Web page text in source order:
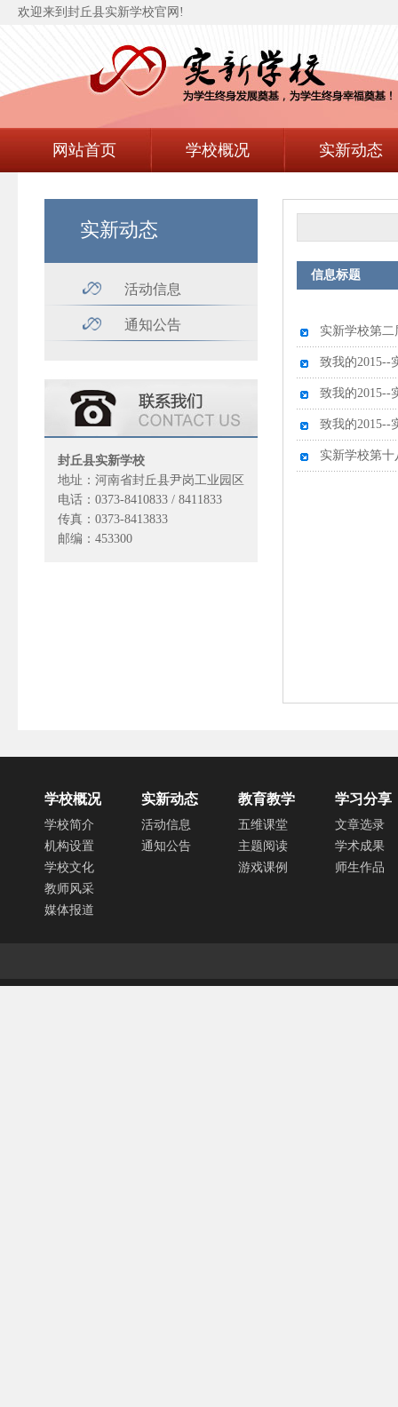
欢迎来到封丘县实新学校官网!
网站首页 学校概况 实新动态
实新动态
活动信息
通知公告
封丘县实新学校
地址：河南省封丘县尹岗工业园区
电话：0373-8410833 / 8411833
传真：0373-8413833
邮编：453300
信息标题
实新学校第
致我的2015--
致我的2015--
致我的2015--
实新学校第十
学校概况
学校简介
机构设置
学校文化
教师风采
媒体报道
实新动态
活动信息
通知公告
教育教学
五维课堂
主题阅读
游戏课例
学习分享
文章选录
学术成果
师生作品